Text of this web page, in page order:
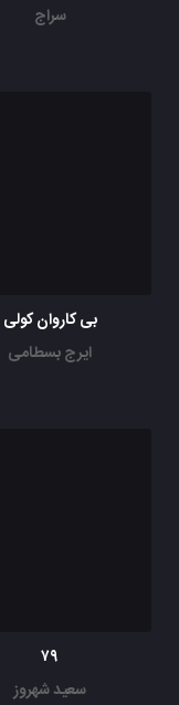
سراج
بی کاروان کولی
ایرج بسطامی
۷۹
سعید شهروز